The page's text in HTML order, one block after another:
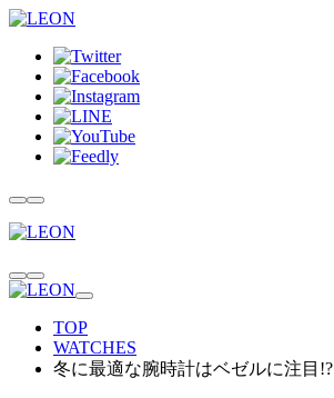
TOP
WATCHES
冬に最適な腕時計はベゼルに注目!?